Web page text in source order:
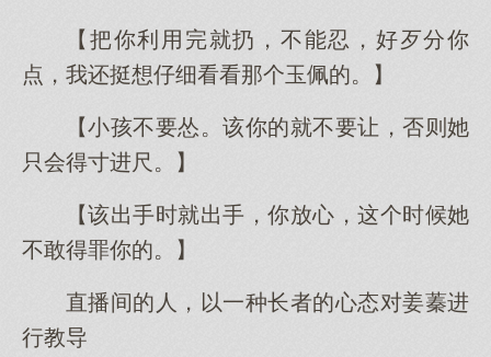
【把你利用完就扔，不能忍，好歹分你
点，我还挺想仔细看看那个玉佩的。】
【小孩不要怂。该你的就不要让，否则她
只会得寸进尺。】
【该出手时就出手，你放心，这个时候她
不敢得罪你的。】
直播间的人，以一种长者的心态对姜蓁进
行教导